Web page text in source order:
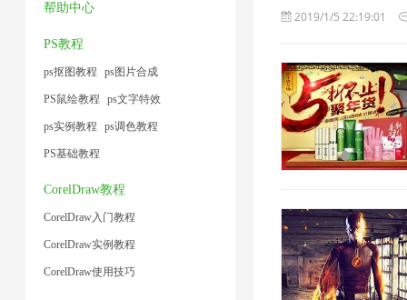
帮助中心
PS教程
ps抠图教程 ps图片合成
PS鼠绘教程 ps文字特效
ps实例教程 ps调色教程
PS基础教程
CorelDraw教程
CorelDraw入门教程
CorelDraw实例教程
CorelDraw使用技巧
2019/1/5 22:19:01